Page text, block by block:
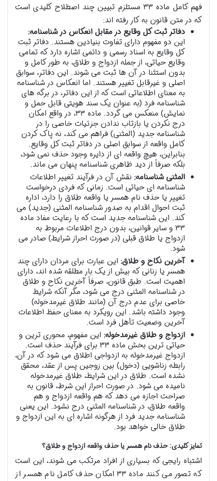
فهم کامل ماده ۳۳ مستلزم تبیین چند اصطلاح کلیدی است
که در متن قانون به کار رفته اند:
دفاتر ثبت کل وقایع در مقابل انعکاس در شناسنامه:
این دو مفهوم دارای تفاوت بنیادین هستند. دفاتر ثبت
کل وقایع به اسناد رسمی و دائمی اشاره دارد که تمامی
وقایع حیاتی، از جمله ازدواج و طلاق، به طور کامل و
بدون استثنا در آن ها ثبت می شوند. این دفاتر، سوابق
اصلی و غیرقابل تغییر هستند. اما انعکاس در شناسنامه
به معنای اطلاعاتی است که از این دفاتر، در برگه های
شناسنامه فرد (به عنوان یک سند هویتی قابل حمل و
نمایش) منعکس می گردد. ماده ۳۳، در واقع امکان
درج نکردن یا بازتاب ندادن جزئیات خاصی را در
شناسنامه جدید (المثنی) فراهم می کند، نه پاک کردن
کامل واقعه از سوابق اصلی در دفاتر ثبت کل وقایع.
بنابراین، هیچ واقعه ای از دایره وجود حذف نمی شود،
بلکه صرفاً از دید ظاهری شناسنامه پنهان می ماند.
المثنی شناسنامه: نقش آن در فرآیند تغییر اطلاعات
شناسنامه ای حیاتی است. زمانی که فردی درخواست
تغییر یا حذف نام همسر یا واقعه طلاق را دارد، اداره
ثبت احوال اقدام به صدور شناسنامه المثنی (جدید) می
کند. این شناسنامه جدید است که با رعایت مفاد ماده
۳۳ و سایر قوانین، بدون درج اطلاعات مربوط به
ازدواج یا طلاق قبلی (در صورت احراز شرایط) صادر می
شود.
آخرین نکاح و طلاق: این عبارت برای مردان دارای چند
همسر یا زنانی که بیش از یک بار مطلقه شده اند، دارای
اهمیت است. طبق قانون، صرفاً آخرین نکاح و طلاق
در شناسنامه المثنی درج می شود، مگر آنکه شرایط
خاصی برای عدم درج آن (مانند طلاق غیرمدخوله)
وجود داشته باشد. این رویکرد به معنای حفظ اطلاعات
آخرین وضعیت تأهل فرد است.
ازدواج و طلاق غیرمدخوله: این مفهوم، محوری ترین و
حیاتی ترین بخش ماده ۳۳ برای فرآیند حذف است.
ازدواج غیرمدخوله به ازدواجی اطلاق می شود که در آن،
رابطه زناشویی (دخول) بین زوجین پس از عقد، محقق
نشده است. طلاق در این شرایط، طلاق غیرمدخوله
نامیده می شود. در صورت احراز این شرط، قانون به
صراحت اجازه می دهد که هم واقعه ازدواج و هم
واقعه طلاق، در شناسنامه المثنی درج نشود. این یعنی
شناسنامه جدید فرد از هرگونه اشاره ای به این ازدواج و
طلاق خالی خواهد بود.
تمایز کلیدی: حذف نام همسر یا حذف واقعه ازدواج و طلاق؟
اشتباه رایجی که بسیاری از افراد مرتکب می شوند، این است
که تصور می کنند ماده ۳۳ امکان حذف کامل نام همسر از